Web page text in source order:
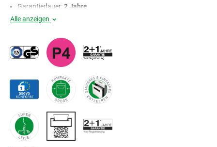
Garantiedauer:2 Jahre
Alle anzeigen